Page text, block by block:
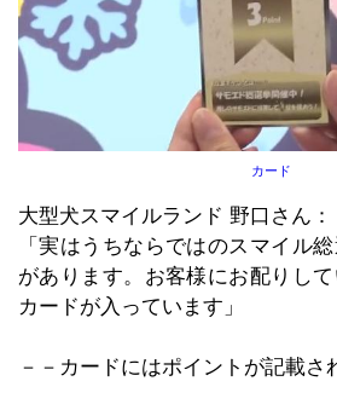
カード
大型犬スマイルランド 野口さん：
「実はうちならではのスマイル
があります。お客様にお配りし
カードが入っています」
－－カードにはポイントが記載さ